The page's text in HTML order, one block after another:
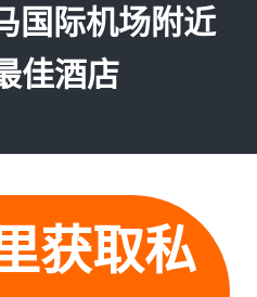
国际机场附近
佳酒店
获取私